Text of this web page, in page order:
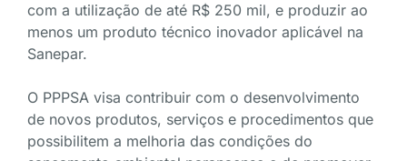
com a utilização de até R$ 250 mil, e produzir ao
menos um produto técnico inovador aplicável na
Sanepar.
O PPPSA visa contribuir com o desenvolvimento
de novos produtos, serviços e procedimentos que
possibilitem a melhoria das condições do